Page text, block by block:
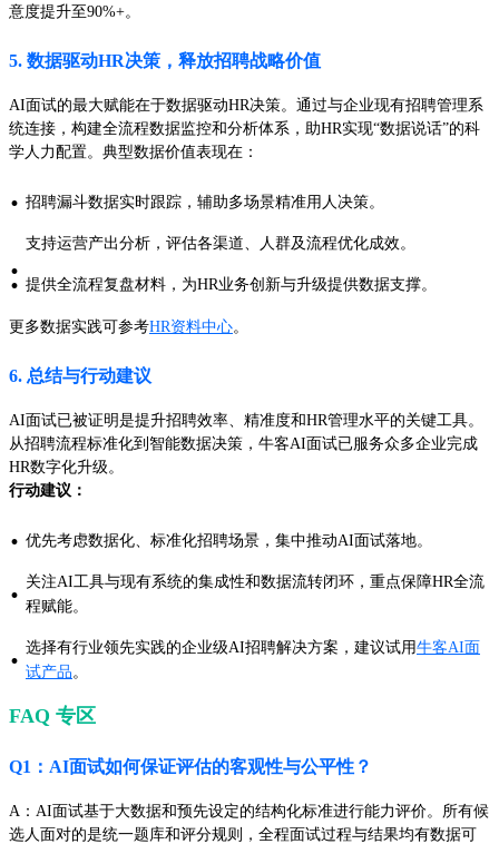
意度提升至90%+。
5. 数据驱动HR决策，释放招聘战略价值
AI面试的最大赋能在于数据驱动HR决策。通过与企业现有招聘管理系
统连接，构建全流程数据监控和分析体系，助HR实现“数据说话”的科
学人力配置。典型数据价值表现在：
· 招聘漏斗数据实时跟踪，辅助多场景精准用人决策。
·
支持运营产出分析，评估各渠道、人群及流程优化成效。
· 提供全流程复盘材料，为HR业务创新与升级提供数据支撑。
更多数据实践可参考HR资料中心。
6. 总结与行动建议
AI面试已被证明是提升招聘效率、精准度和HR管理水平的关键工具。
从招聘流程标准化到智能数据决策，牛客AI面试已服务众多企业完成
HR数字化升级。
行动建议：
· 优先考虑数据化、标准化招聘场景，集中推动AI面试落地。
· 关注AI工具与现有系统的集成性和数据流转闭环，重点保障HR全流
程赋能。
· 选择有行业领先实践的企业级AI招聘解决方案，建议试用牛客AI面
试产品 。
FAQ 专区
Q1：AI面试如何保证评估的客观性与公平性？
A：AI面试基于大数据和预先设定的结构化标准进行能力评价。所有候
选人面对的是统一题库和评分规则，全程面试过程与结果均有数据可